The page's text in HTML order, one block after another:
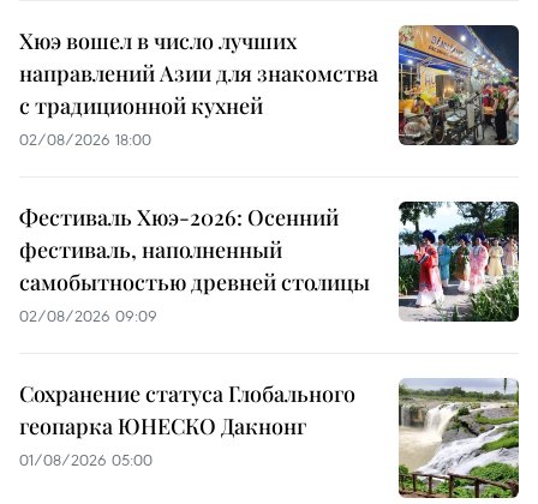
Хюэ вошел в число лучших
направлений Азии для знакомства
с традиционной кухней
02/08/2026 18:00
Фестиваль Хюэ-2026: Осенний
фестиваль, наполненный
самобытностью древней столицы
02/08/2026 09:09
Сохранение статуса Глобального
геопарка ЮНЕСКО Дакнонг
01/08/2026 05:00